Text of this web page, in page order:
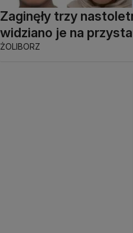
Zaginęły trzy
widziano je na
ŻOLIBORZ